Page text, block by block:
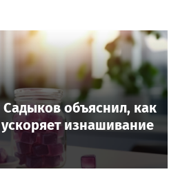
Садыков объяснил, как
изнашивание